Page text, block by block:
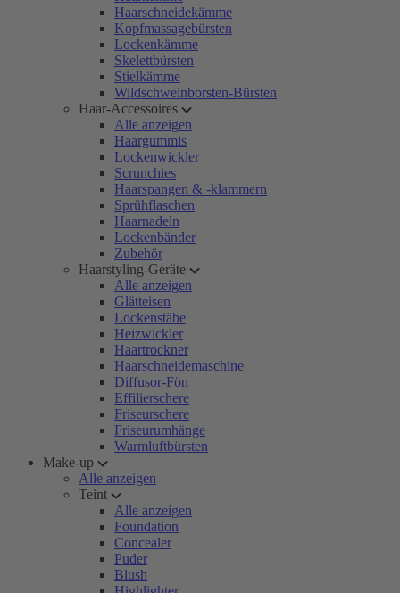
Haarschneidekämme
Kopfmassagebürsten
Lockenkämme
Skelettbürsten
Stielkämme
Wildschweinborsten-Bürsten
Haar-Accessoires
Alle anzeigen
Haargummis
Lockenwickler
Scrunchies
Haarspangen & -klammern
Sprühflaschen
Haarnadeln
Lockenbänder
Zubehör
Haarstyling-Geräte
Alle anzeigen
Glätteisen
Lockenstäbe
Heizwickler
Haartrockner
Haarschneidemaschine
Diffusor-Fön
Effilierschere
Friseurschere
Friseurumhänge
Warmluftbürsten
Make-up
Alle anzeigen
Teint
Alle anzeigen
Foundation
Concealer
Puder
Blush